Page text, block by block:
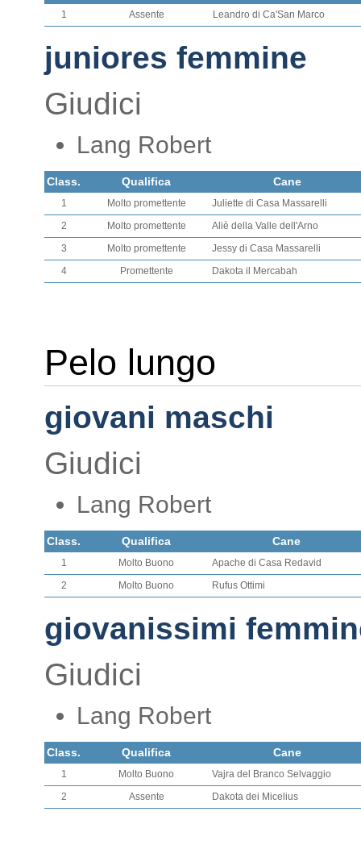
1 Assente Leandro di Ca'San Marco
juniores femmine
Giudici
Lang Robert
Class. Qualifica Cane
1 Molto promettente
Juliette di Casa Massarelli
2
Molto promettente
Aliè della Valle dell'Arno
3
Molto promettente
Jessy di Casa Massarelli
4
Promettente Dakota il Mercabah
Pelo lungo
giovani maschi
Giudici
Lang Robert
Class. Qualifica Cane
1 Molto Buono
Apache di Casa Redavid
2
Molto Buono Rufus Ottimi
giovanissimi
Giudici
Lang Robert
Class. Qualifica Cane
1 Molto Buono
Vajra del Branco Selvaggio
2
Assente Dakota dei Micelius